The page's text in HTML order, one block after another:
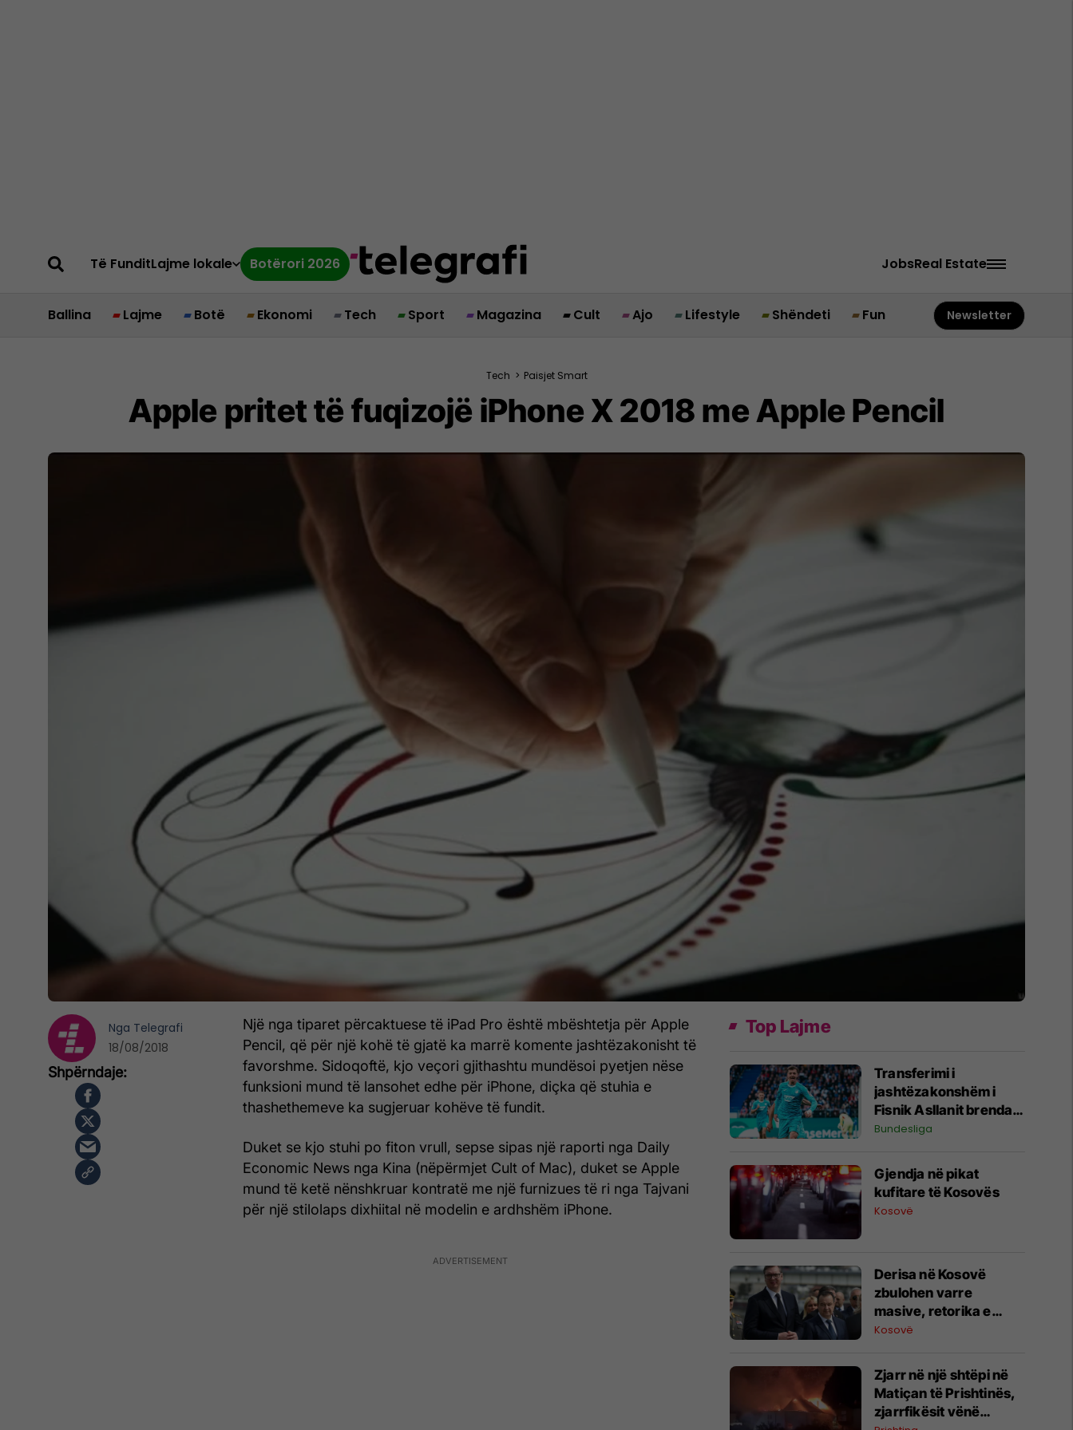
Të FunditLajme lokale Botërori 2026 JobsReal Estate
Ballina Lajme Botë Ekonomi Tech Sport Magazina Cult Ajo Lifestyle Shëndeti Fun Newsletter
Tech > Paisjet Smart
Apple pritet të fuqizojë iPhone X 2018 me Apple Pencil
Një nga tiparet përcaktuese të iPad Pro është mbështetja për Apple
Pencil, që për një kohë të gjatë ka marrë komente jashtëzakonisht të
favorshme. Sidoqoftë, kjo veçori gjithashtu mundësoi pyetjen nëse
funksioni mund të lansohet edhe për iPhone, diçka që stuhia e
thashethemeve ka sugjeruar kohëve të fundit.
Duket se kjo stuhi po fiton vrull, sepse sipas një raporti nga Daily
Economic News nga Kina (nëpërmjet Cult of Mac), duket se Apple
mund të ketë nënshkruar kontratë me një furnizues të ri nga Tajvani
për një stilolaps dixhiital në modelin e ardhshëm iPhone.
Nga Telegrafi
18/08/2018
Top Lajme
Transferimi i
jashtëzakonshëm i
Fisnik Asllanit brenda
Bundesligës po bëhet
detajet e fundit
Bundesliga
Gjendja në pikat
kufitare të Kosovës
Kosovë
Derisa në Kosovë
zbulohen varre
masive, retorika e
zyrtarëve serbë
viteve ’90
Kosovë
Zjarr në një shtëpi në
Matiçan të Prishtinës,
zjarrfikësit vënë